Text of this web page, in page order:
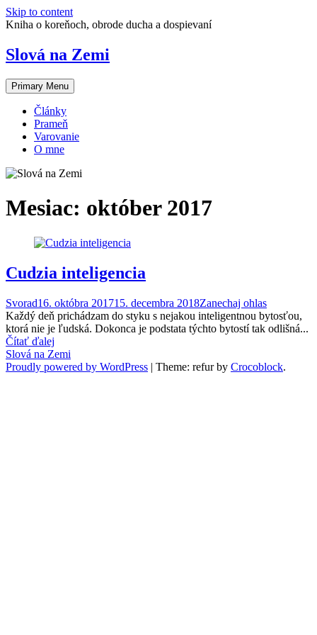
Skip to content
Kniha o koreňoch, obrode ducha a dospievaní
Slová na Zemi
Primary Menu
Články
Prameň
Varovanie
O mne
Mesiac: október 2017
Cudzia inteligencia
Svorad16. októbra 201715. decembra 2018Zanechaj ohlas
Každý deň prichádzam do styku s nejak­ou in­teligentnou bytosťou,
ktorá nie je ľud­ská. Dokon­ca je pod­sta­ta tých­to bytostí tak odlišná...
Čítať ďalej
Slová na Zemi
Proudly powered by WordPress | Theme: refur by Crocoblock.